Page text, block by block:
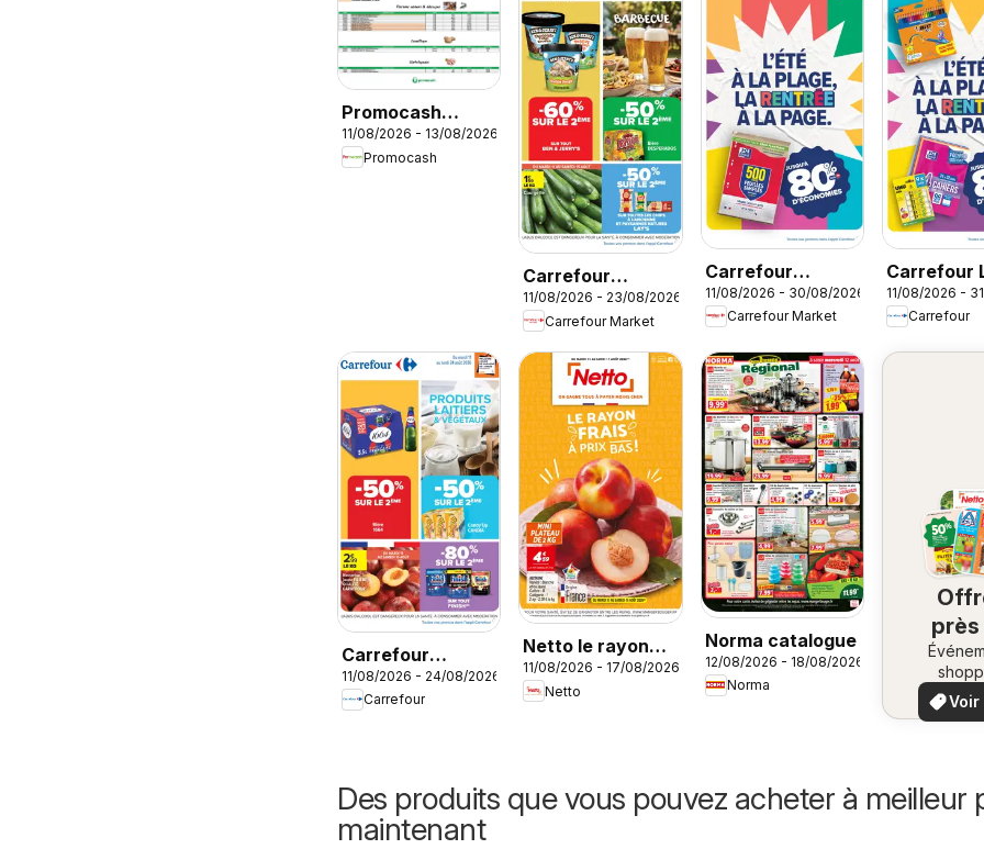
Promocash
Opportunités
Marée
11/08/2026 - 13/08/2026
Promocash
Carrefour
Market Barbecue
11/08/2026 - 23/08/2026
Carrefour Market
Carrefour
Market Rentrée
des classes 3
11/08/2026 - 30/08/2026
Carrefour Market
Carrefour
la plage, la
rentrée à la
11/08/2026 -
Carrefour
Carrefour
Produits laitiers
& végétaux
11/08/2026 - 24/08/2026
Carrefour
Netto le rayon
frais à prix bas
11/08/2026 - 17/08/2026
Netto
Norma catalogue
12/08/2026 - 18/08/2026
Norma
près
locaux
Voir
Des produits que vous pouvez acheter à meilleur
maintenant